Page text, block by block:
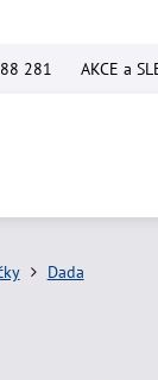
281 AKCE a
Dada